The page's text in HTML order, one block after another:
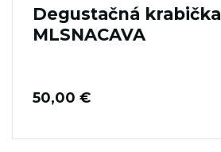
Degustačná krabička
MLSNACAVA
50,00 €